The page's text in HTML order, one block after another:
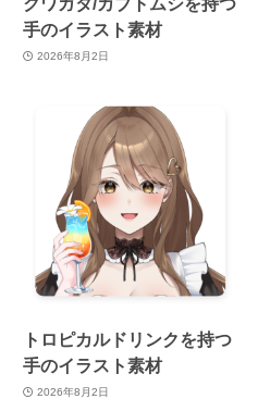
手のイラスト素材
2026年8月2日
トロピカルドリンクを持つ
手のイラスト素材
2026年8月2日